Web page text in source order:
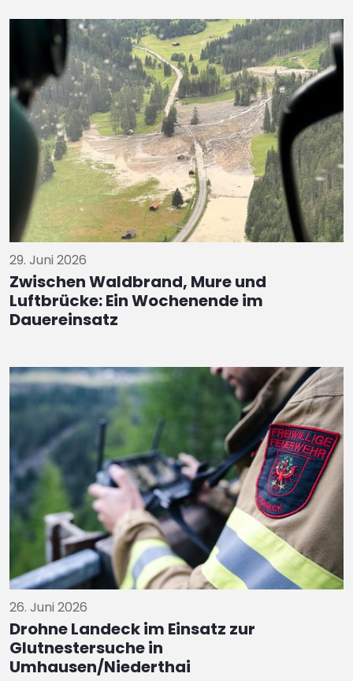
29. Juni 2026
Zwischen Waldbrand, Mure und
Luftbrücke: Ein Wochenende im
Dauereinsatz
26. Juni 2026
Drohne Landeck im Einsatz zur
Glutnestersuche in
Umhausen/Niederthai